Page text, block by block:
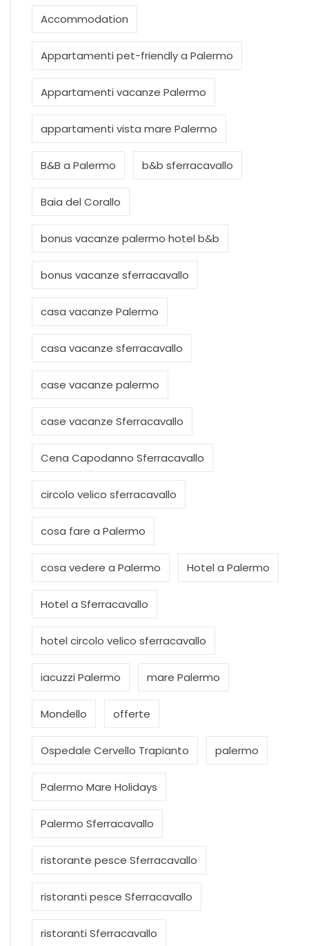
Accommodation
Appartamenti pet-friendly a Palermo
Appartamenti vacanze Palermo
appartamenti vista mare Palermo
B&B a Palermo b&b sferracavallo
Baia del Corallo
bonus vacanze palermo hotel b&b
bonus vacanze sferracavallo
casa vacanze Palermo
casa vacanze sferracavallo
case vacanze palermo
case vacanze Sferracavallo
Cena Capodanno Sferracavallo
circolo velico sferracavallo
cosa fare a Palermo
cosa vedere a Palermo Hotel a Palermo
Hotel a Sferracavallo
hotel circolo velico sferracavallo
iacuzzi Palermo mare Palermo
Mondello offerte
Ospedale Cervello Trapianto palermo
Palermo Mare Holidays
Palermo Sferracavallo
ristorante pesce Sferracavallo
ristoranti pesce Sferracavallo
ristoranti Sferracavallo